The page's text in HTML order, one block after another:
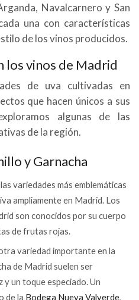
Navalcarnero y San
una con características
de los vinos producidos.
los vinos de Madrid
de uva cultivadas en
que hacen únicos a sus
algunas de las
de la región.
y Garnacha
variedades más emblemáticas
ampliamente en Madrid. Los
son conocidos por su cuerpo
de frutas rojas.
variedad importante en la
de Madrid suelen ser
un toque especiado. Un
de la Bodega Nueva Valverde,